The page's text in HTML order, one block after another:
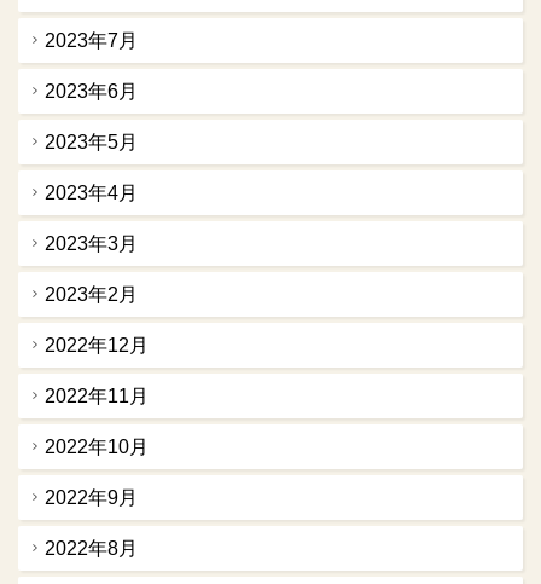
2023年7月
2023年6月
2023年5月
2023年4月
2023年3月
2023年2月
2022年12月
2022年11月
2022年10月
2022年9月
2022年8月